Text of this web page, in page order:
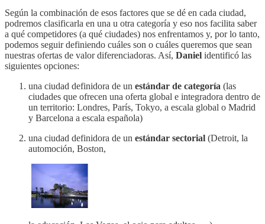
Según la combinación de esos factores que se dé en cada ciudad,
podremos clasificarla en una u otra categoría y eso nos facilita saber
a qué competidores (a qué ciudades) nos enfrentamos y, por lo tanto,
podemos seguir definiendo cuáles son o cuáles queremos que sean
nuestras ofertas de valor diferenciadoras. Así, Daniel identificó las
siguientes opciones:
una ciudad definidora de un estándar de categoría (las
ciudades que ofrecen una oferta global e integradora dentro de
un territorio: Londres, París, Tokyo, a escala global o Madrid
y Barcelona a escala española)
una ciudad definidora de un estándar sectorial (Detroit, la
automoción, Boston,